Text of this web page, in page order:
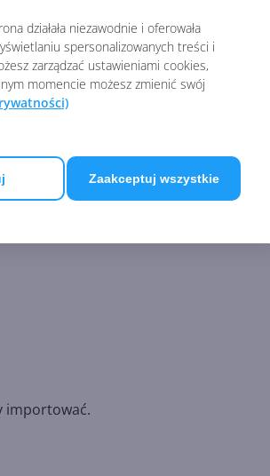
działała niezawodnie i oferowała
spersonalizowanych treści i
zarządzać ustawieniami cookies,
momencie możesz zmienić swój
Zaakceptuj wszystkie
importować.